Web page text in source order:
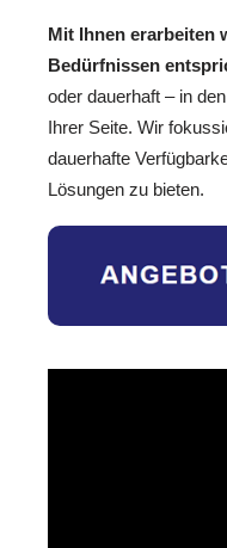
Mit Ihnen erarbeiten
Bedürfnissen
oder dauerhaft – in
Ihrer Seite. Wir
dauerhafte
Lösungen zu bieten.